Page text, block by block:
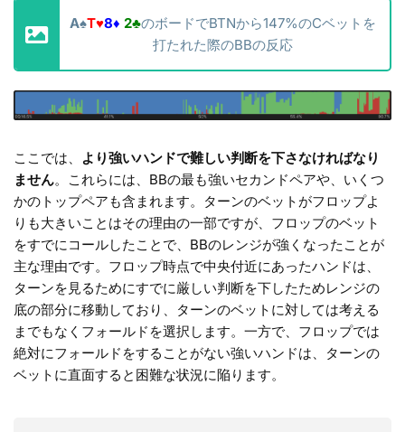
A♠T♥8♦ 2♣のボードでBTNから147%のCベットを
打たれた際のBBの反応
ここでは、
より強いハンドで難しい判断を下さなければなり
ません。これらには、BBの最も強いセカンドペアや、いくつ
かのトップペアも含まれます。ターンのベットがフロップよ
りも大きいことはその理由の一部ですが、フロップのベット
をすでにコールしたことで、BBのレンジが強くなったことが
主な理由です。フロップ時点で中央付近にあったハンドは、
ターンを見るためにすでに厳しい判断を下したためレンジの
底の部分に移動しており、ターンのベットに対しては考える
までもなくフォールドを選択します。一方で、フロップでは
絶対にフォールドをすることがない強いハンドは、ターンの
ベットに直面すると困難な状況に陥ります。